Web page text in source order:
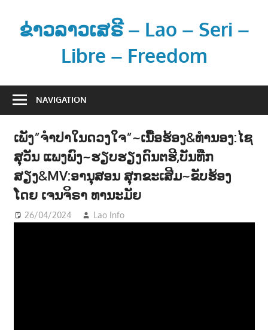
contentຂ່າວລາວເສຣີ – Lao – Seri –
Libre – Freedom
າ
ລ
ະ
ຂໍ້
ມູ
ນ
ຂ່
NAVIGATION
ເພັງ”ຈຳປາໃນດວງໃຈ”~ເນື້ອຮ້ອງ&ທຳນອງ:ໄຊ
ສຸວັນ ແພງພົງ~ຮຽບຮຽງດົນຕຮີ,ບັນທືກ
ສຽງ&MV:ອານຸສອນ ສຸກຂະເສີມ~ຂັບຮ້ອງ
ໂດຍ ເຈນຈິຣາ ທານະມັຍ
26/04/2024 Lao Info